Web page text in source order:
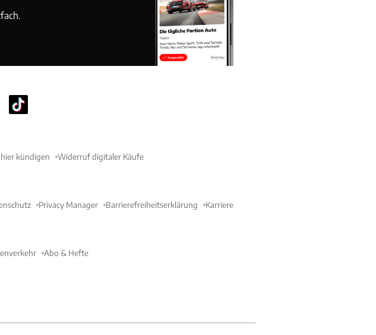
kündigen Widerruf digitaler Käufe
Privacy Manager Barrierefreiheitserklärung Karriere
Abo & Hefte